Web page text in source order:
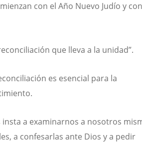
con el Año Nuevo Judío y
que lleva a la unidad”.
es esencial para la
a examinarnos a nosotros
a confesarlas ante Dios y a pedir